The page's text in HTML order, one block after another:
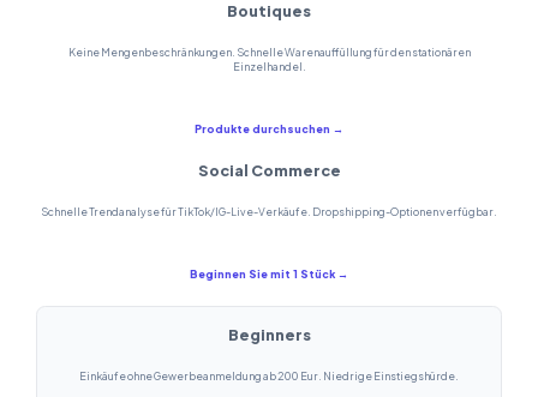
Boutiques
Keine Mengenbeschränkungen. Schnelle Warenauffüllung für den stationären
Einzelhandel.
Produkte durchsuchen →
Social Commerce
Schnelle Trendanalyse für TikTok/IG-Live-Verkäufe. Dropshipping-Optionen verfügbar.
Beginnen Sie mit 1 Stück →
Beginners
Einkäufe ohne Gewerbeanmeldung ab 200 Eur. Niedrige Einstiegshürde.